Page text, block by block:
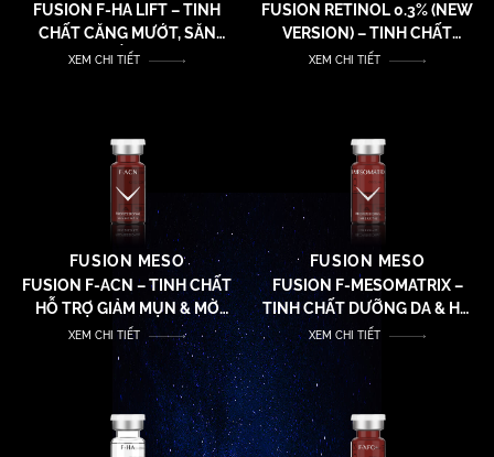
FUSION F-HA LIFT – TINH
CHẤT CĂNG MƯỚT, SĂN
CHẮC DA
XEM CHI TIẾT
FUSION RETINOL 0.3% (NEW
VERSION) – TINH CHẤT
RETINOL DƯỠNG DA SĂN
XEM CHI TIẾT
FUSION MESO
FUSION F-ACN – TINH CHẤT
HỖ TRỢ GIẢM MỤN & MỜ
THÂM MỤN
XEM CHI TIẾT
FUSION MESO
FUSION F-MESOMATRIX –
TINH CHẤT DƯỠNG DA & HỖ
TRỢ LÀM MỜ SẸO
XEM CHI TIẾT